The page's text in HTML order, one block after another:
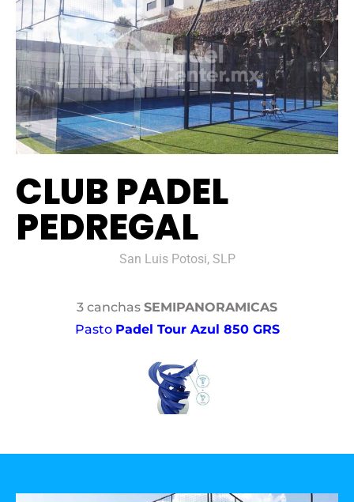
CLUB PADEL
PEDREGAL
San Luis Potosi, SLP
3 canchas SEMIPANORAMICAS
Pasto Padel Tour Azul 850 GRS